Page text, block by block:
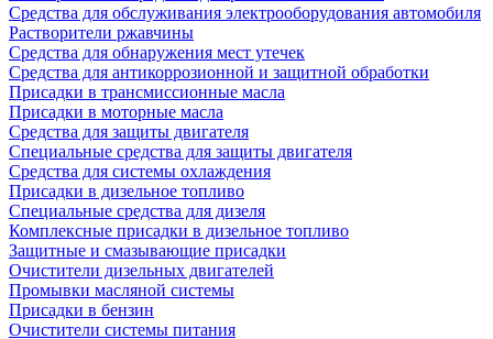
Средства для обслуживания электрооборудования автомобиля
Растворители ржавчины
Средства для обнаружения мест утечек
Средства для антикоррозионной и защитной обработки
Присадки в трансмиссионные масла
Присадки в моторные масла
Средства для защиты двигателя
Специальныe средства для защиты двигателя
Средства для системы охлаждения
Присадки в дизельное топливо
Спeциальные средства для дизеля
Комплексные присадки в дизельное топливо
Защитные и смазывающие присадки
Очистители дизельных двигателей
Промывки масляной системы
Присадки в бензин
Очистители системы питания